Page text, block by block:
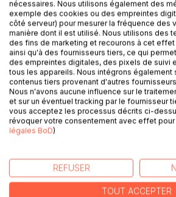
Épeler des mots en anglais n'aura
grâce à cet ouvrage ludique
coloriable.
My First Animal ABC est le
l'anglais, se former l'oreille, et l'outil
enseignants des cycles 2 et 3 qui
élèves à la langue de Shakespeare
et des Rolling Stones aussi...).
d'emploi) incluses. Les pistes audio
téléchargées sur
nécessaires. Nous utilisons également des
exemple des cookies ou des empreintes
côté serveur) pour mesurer la fréquence des
manière dont il est utilisé. Nous utilisons des
des fins de marketing et recourons à cet
ainsi qu'à des fournisseurs tiers, ce qui
des empreintes digitales, des pixels de suivi
tous les appareils. Nous intégrons également
contenus tiers provenant d'autres
Nous n'avons aucune influence sur le
et sur un éventuel tracking par le fournisseur
vous acceptez les processus décrits ci-
révoquer votre consentement avec effet pour
légales BoD)
REFUSER
TOUT ACCEPTER